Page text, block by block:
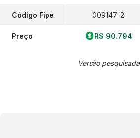
Código Fipe
Preço
009147-2
R$ 90.794
Versão pesquisada